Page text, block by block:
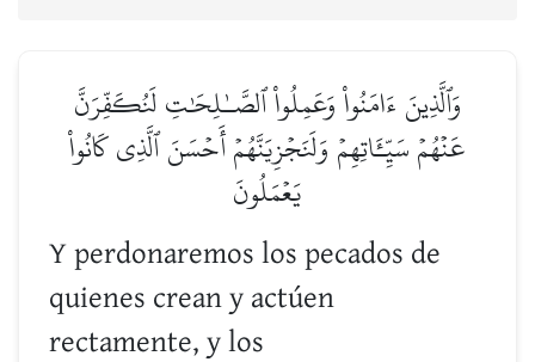
وَٱلَّذِينَ ءَامَنُواْ وَعَمِلُواْ ٱلصَّـٰلِحَٰتِ لَنُكَفِّرَنَّ
عَنۡهُمۡ سَيِّـَٔاتِهِمۡ وَلَنَجۡزِيَنَّهُمۡ أَحۡسَنَ ٱلَّذِي كَانُواْ
يَعۡمَلُونَ
Y perdonaremos los pecados de
quienes crean y actúen
rectamente, y los